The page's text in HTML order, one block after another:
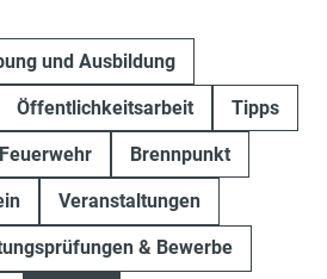
und Ausbildung
Öffentlichkeitsarbeit Tipps
Brennpunkt
Veranstaltungen
& Bewerbe